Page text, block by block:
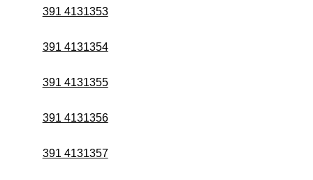
391 4131353
391 4131354
391 4131355
391 4131356
391 4131357